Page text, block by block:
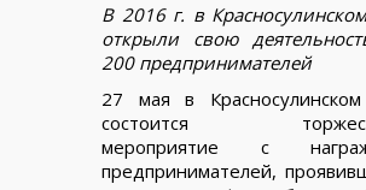
В 2016 г. в
открыли свою
200 предпринимателей
27 мая в
состоится
мероприятие с
предпринимателей,